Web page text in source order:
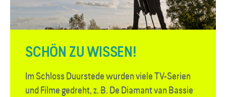
SCHÖN ZU WISSEN!
Im Schloss Duurstede wurden viele TV-Serien
und Filme gedreht, z. B. De Diamant van Bassie